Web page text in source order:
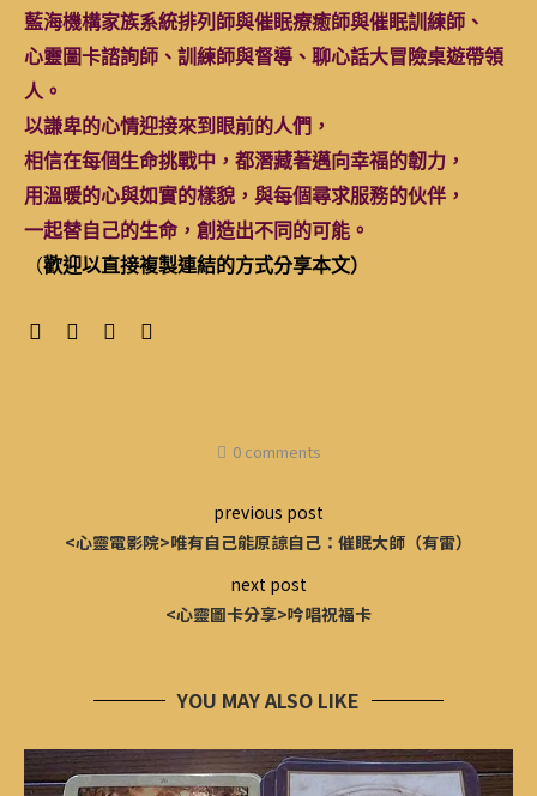
藍海機構家族系統排列師與催眠療癒師與催眠訓練師、
心靈圖卡諮詢師、訓練師與督導、聊心話大冒險桌遊帶領
人。
以謙卑的心情迎接來到眼前的人們，
相信在每個生命挑戰中，都潛藏著邁向幸福的韌力，
用溫暖的心與如實的樣貌，與每個尋求服務的伙伴，
一起替自己的生命，創造出不同的可能。
（歡迎以直接複製連結的方式分享本文）
0 comments
previous post
<心靈電影院>唯有自己能原諒自己：催眠大師（有雷）
next post
<心靈圖卡分享>吟唱祝福卡
YOU MAY ALSO LIKE